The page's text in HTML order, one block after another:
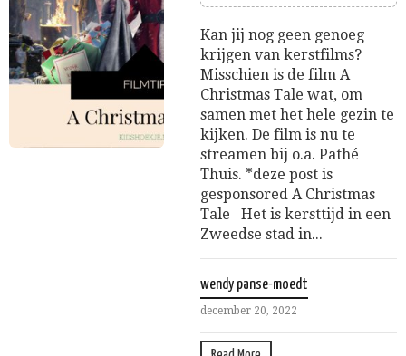
Kan jij nog geen genoeg
krijgen van kerstfilms?
Misschien is de film A
Christmas Tale wat, om
samen met het hele gezin te
kijken. De film is nu te
streamen bij o.a. Pathé
Thuis. *deze post is
gesponsored A Christmas
Tale Het is kersttijd in een
Zweedse stad in...
wendy panse-moedt
december 20, 2022